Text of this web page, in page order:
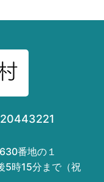
番地の１
5時15分まで（祝